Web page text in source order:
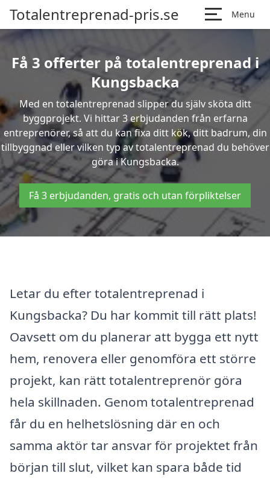
Totalentreprenad-pris.se Menu
Få 3 offerter på totalentreprenad i
Kungsbacka
Med en totalentreprenad slipper du själv sköta ditt
byggprojekt. Vi hittar 3 erbjudanden från erfarna
entreprenörer, så att du kan fixa ditt kök, ditt badrum, din
tillbyggnad eller vilken typ av totalentreprenad du behöver
göra i Kungsbacka.
Få 3 erbjudanden, gratis och utan förpliktelser
Letar du efter totalentreprenad i
Kungsbacka? Du har kommit till rätt plats!
Oavsett om du planerar att bygga ett nytt
hem, renovera eller genomföra ett större
projekt, kan rätt totalentreprenör göra
hela skillnaden. Genom totalentreprenad
får du en helhetslösning där en och
samma aktör tar ansvar för projektet från
början till slut, vilket kan spara både tid